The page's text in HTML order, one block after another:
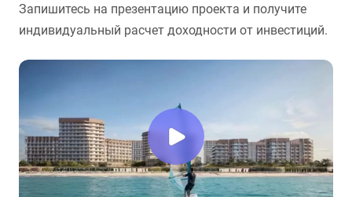
Запишитесь на презентацию проекта и получите
индивидуальный расчет доходности от инвестиций.